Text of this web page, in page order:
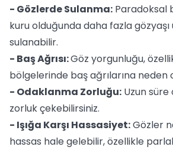
- Gözlerde Sulanma: Paradoksal
kuru olduğunda daha fazla
sulanabilir.
- Baş Ağrısı:Göz yorgunluğu,
bölgelerinde baş ağrılarına neden
- Odaklanma Zorluğu: Uzun
zorluk çekebilirsiniz.
- Işığa Karşı Hassasiyet:Gözler
hassas hale gelebilir, özellikle parlak